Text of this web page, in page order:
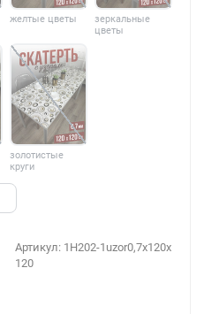
желтые цветы
зеркальные
цветы
золотистые
круги
Артикул: 1H202-1uzor0,7x120x
120